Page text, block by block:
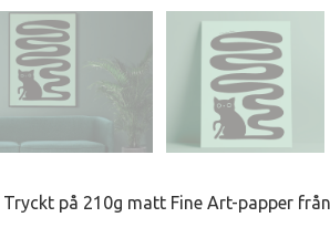
Tryckt på 210g matt Fine Art-papper